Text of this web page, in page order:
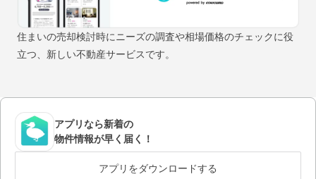
住まいの売却検討時にニーズの調査や相場価格のチェックに役
立つ、新しい不動産サービスです。
アプリなら新着の
物件情報が早く届く！
アプリをダウンロードする